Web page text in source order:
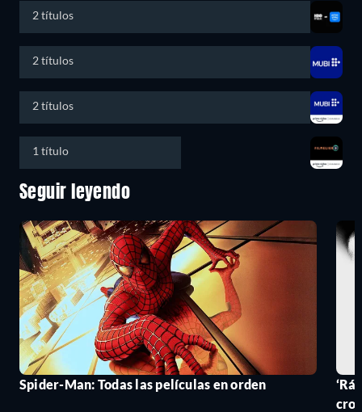
2 títulos
2 títulos
2 títulos
1 título
Seguir leyendo
Spider-Man: Todas las películas en orden